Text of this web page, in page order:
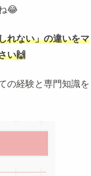
😂
れない」の違いをマ
い🙌
の経験と専門知識を